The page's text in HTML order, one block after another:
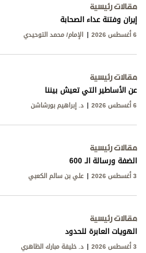
مقالات رئيسية
إيران وفتنة عداء الصحابة
6 أغسطس 2026 الإمام/ محمد التوحيدي
مقالات رئيسية
عن الأساطير التي تعيش بيننا
6 أغسطس 2026 د. إبراهيم بورشاشن
مقالات رئيسية
الضفة ورسالة الـ 600
3 أغسطس 2026 علي بن سالم الكعبي
مقالات رئيسية
الهويات العابرة للحدود
3 أغسطس 2026 د. خليفة مبارك الظاهري